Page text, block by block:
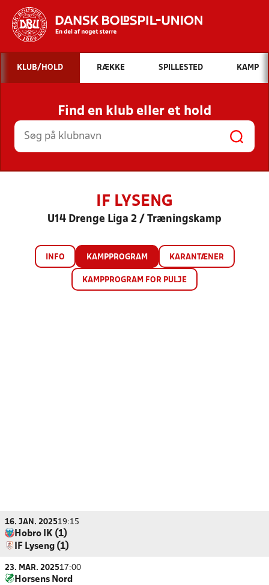
Hvad vil du søge efter?
INDHOLD OG NYHEDER
STILLINGER, RESULTATER, KLUBBER OG
HOLD
KLUB/HOLD RÆKKE SPILLESTED KAMP
Find en klub eller et hold
IF LYSENG
U14 Drenge Liga 2 / Træningskamp
INFO KAMPPROGRAM KARANTÆNER
KAMPPROGRAM FOR PULJE
16. JAN. 202519:15
Hobro IK (1)
IF Lyseng (1)
23. MAR. 202517:00
Horsens Nord